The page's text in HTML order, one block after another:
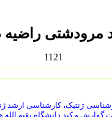
مرودشتی راضیه
1121
مدرک کارشناسی ژنتیک،
و کبد دانشگاه بقیه